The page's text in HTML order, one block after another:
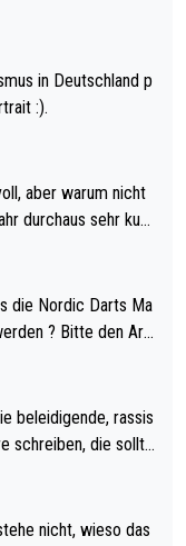
in Deutschland p
:).
aber warum nicht
des Weltmei
bei Archie Self letzt
Weltmeister durch
sich das (in Ve
die PDC-WM als Zi
? Bitte den Arti
beleidigende, rassis
schreiben, die sollte
mich: Luke Little
Social Media GvV p
nicht, wieso das